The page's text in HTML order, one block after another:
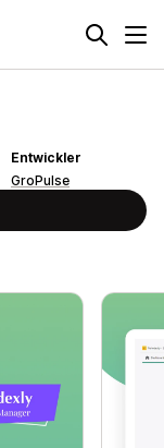
Entwickler
GroPulse